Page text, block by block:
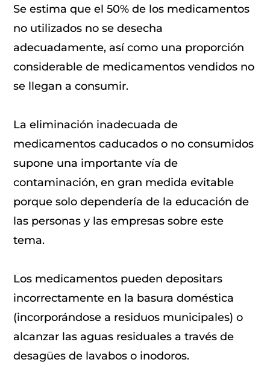
Se estima que el 50% de los medicamentos
no utilizados no se desecha
adecuadamente, así como una proporción
considerable de medicamentos vendidos no
se llegan a consumir.
La eliminación inadecuada de
medicamentos caducados o no consumidos
supone una importante vía de
contaminación, en gran medida evitable
porque solo dependería de la educación de
las personas y las empresas sobre este
tema.
Los medicamentos pueden depositars
incorrectamente en la basura doméstica
(incorporándose a residuos municipales) o
alcanzar las aguas residuales a través de
desagües de lavabos o inodoros.